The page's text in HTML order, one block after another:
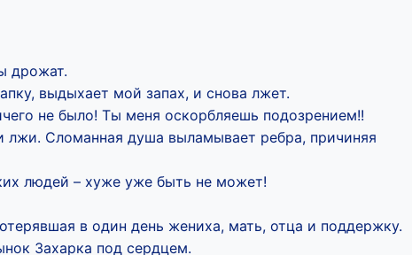
дрожат.
выдыхает мой запах, и снова лжет.
не было! Ты меня оскорбляешь подозрением!!
лжи. Сломанная душа выламывает ребра, причиняя
людей – хуже уже быть не может!
в один день жениха, мать, отца и поддержку.
Захарка под сердцем.